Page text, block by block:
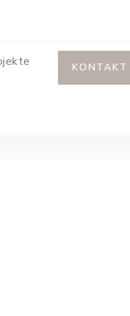
KONTAKT